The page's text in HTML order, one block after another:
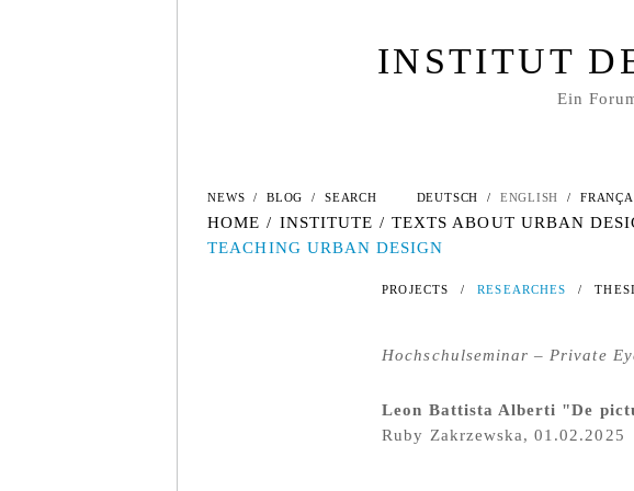
INSTITUT
Ein
NEWS / BLOG / SEARCH DEUTSCH / ENGLISH /
HOME / INSTITUTE / TEXTS ABOUT URBAN
TEACHING URBAN DESIGN
PROJECTS / RESEARCHES /
Hochschulseminar – Private
Leon Battista Alberti "De
Ruby Zakrzewska, 01.02.2025